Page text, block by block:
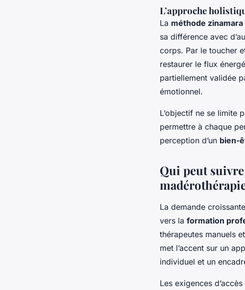
L’approche
La méthode zinamara
sa différence avec
corps. Par le toucher
restaurer le flux
partiellement validée
émotionnel.
L’objectif ne se limite
permettre à chaque
perception d’un bien-
Qui peut
La demande
vers la formation
thérapeutes manuels
met l’accent sur un
individuel et un
Les exigences